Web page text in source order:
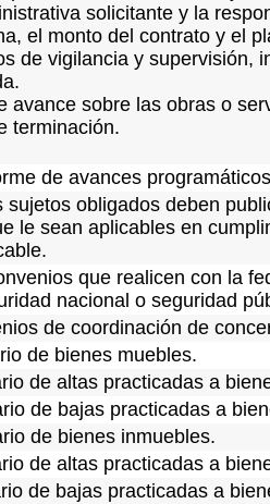
solicitante y la
el monto del contrato y el
de vigilancia y supervisión,
avance sobre las obras o
terminación.
de avances
sujetos obligados deben
le sean aplicables en
que realicen con la
nacional o seguridad
de coordinación de
de bienes muebles.
de altas practicadas a
de bajas practicadas a
de bienes inmuebles.
de altas practicadas a
de bajas practicadas a